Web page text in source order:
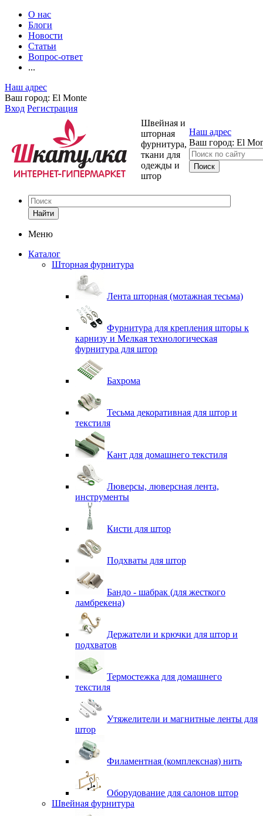
О нас
Блоги
Новости
Статьи
Вопрос-ответ
...
Наш адрес
Ваш город: El Monte
Вход Регистрация
Швейная и
шторная
фурнитура,
ткани для
одежды и
штор
Наш адрес
Ваш город: El
Найти
Меню
Каталог
Шторная фурнитура
Лента шторная (мотажная тесьма)
Фурнитура для крепления шторы к
карнизу и Мелкая технологическая
фурнитура для штор
Бахрома
Тесьма декоративная для штор и
текстиля
Кант для домашнего текстиля
Люверсы, люверсная лента,
инструменты
Кисти для штор
Подхваты для штор
Бандо - шабрак (для жесткого
ламбрекена)
Держатели и крючки для штор и
подхватов
Термостежка для домашнего
текстиля
Утяжелители и магнитные ленты для
штор
Филаментная (комплексная) нить
Оборудование для салонов штор
Швейная фурнитура